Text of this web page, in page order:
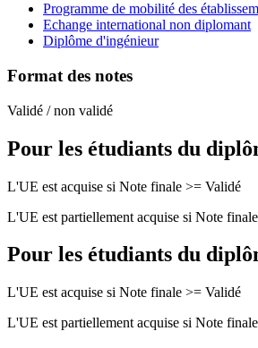
Programme de mobilité des
Echange international non diplomant
Diplôme d'ingénieur
Format des notes
Validé / non validé
Pour les étudiants du
L'UE est acquise si Note finale >= Validé
L'UE est partiellement acquise si Note
Pour les étudiants du
L'UE est acquise si Note finale >= Validé
L'UE est partiellement acquise si Note